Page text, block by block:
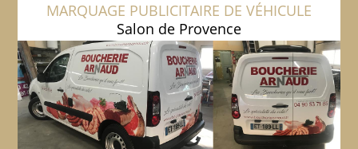
MARQUAGE PUBLICITAIRE DE VÉHICULE
Salon de Provence